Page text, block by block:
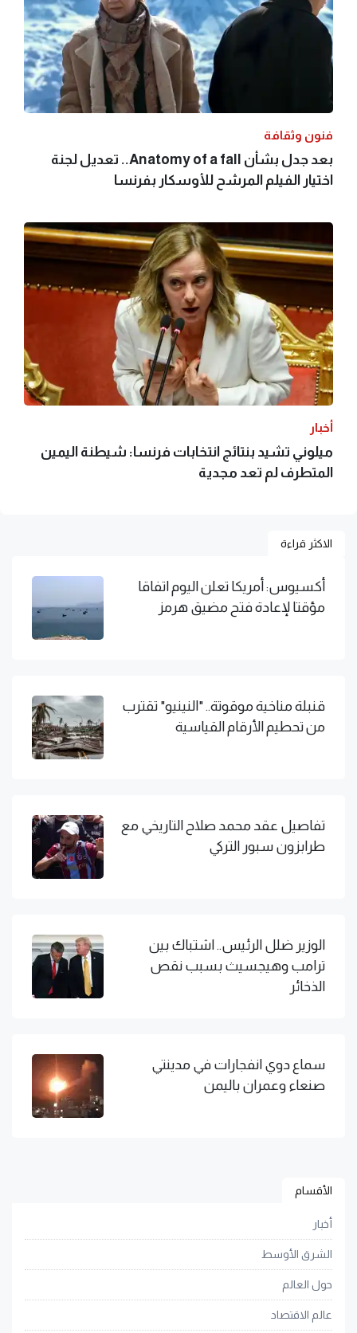
فنون وثقافة
بعد جدل بشأن Anatomy of a fall.. تعديل لجنة
اختيار الفيلم المرشح للأوسكار بفرنسا
أخبار
ميلوني تشيد بنتائج انتخابات فرنسا: شيطنة اليمين
المتطرف لم تعد مجدية
الاكثر قراءة
أكسيوس: أمريكا تعلن اليوم اتفاقا
مؤقتا لإعادة فتح مضيق هرمز
قنبلة مناخية موقوتة.. "النينيو" تقترب
من تحطيم الأرقام القياسية
تفاصيل عقد محمد صلاح التاريخي مع
طرابزون سبور التركي
الوزير ضلل الرئيس.. اشتباك بين
ترامب وهيجسيث بسبب نقص
الذخائر
سماع دوي انفجارات في مدينتي
صنعاء وعمران باليمن
الأقسام
أخبار
الشرق الأوسط
حول العالم
عالم الاقتصاد